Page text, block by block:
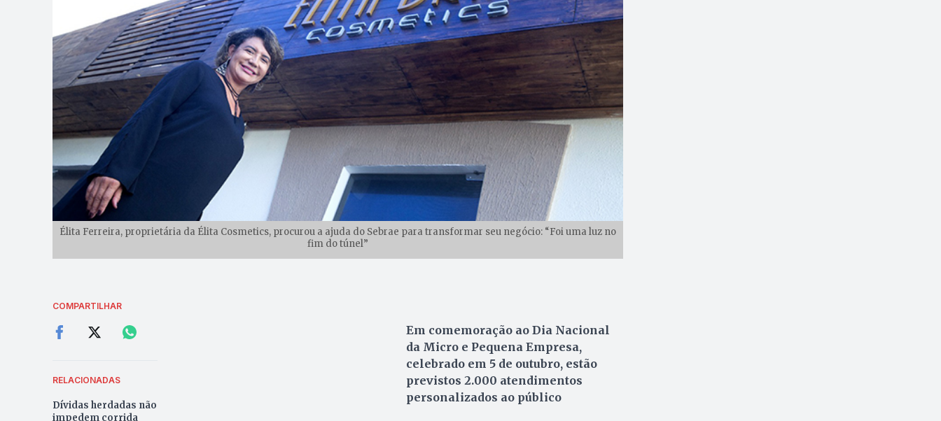
Élita Ferreira, proprietária da Élita Cosmetics, procurou a ajuda do Sebrae para transformar seu negócio: “Foi uma luz no
fim do túnel”
COMPARTILHAR
RELACIONADAS
Dívidas herdadas não
impedem corrida
Em comemoração ao Dia Nacional
da Micro e Pequena Empresa,
celebrado em 5 de outubro, estão
previstos 2.000 atendimentos
personalizados ao público